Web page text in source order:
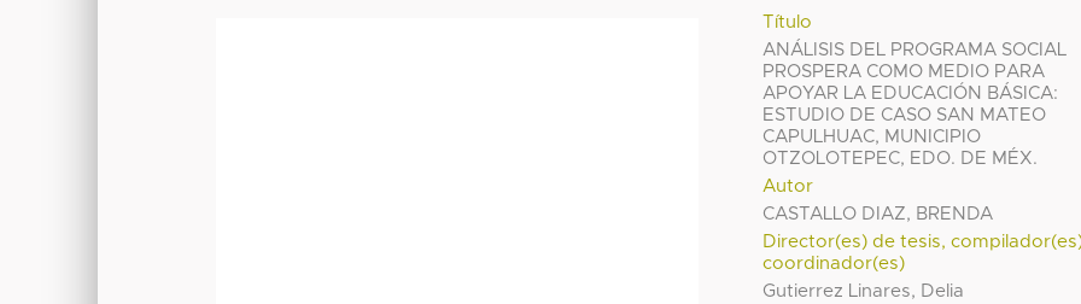
Título
ANÁLISIS DEL PROGRAMA SOCIAL
PROSPERA COMO MEDIO PARA
APOYAR LA EDUCACIÓN BÁSICA:
ESTUDIO DE CASO SAN MATEO
CAPULHUAC, MUNICIPIO
OTZOLOTEPEC, EDO. DE MÉX.
Autor
CASTALLO DIAZ, BRENDA
Director(es) de tesis,
coordinador(es)
Gutierrez Linares, Delia